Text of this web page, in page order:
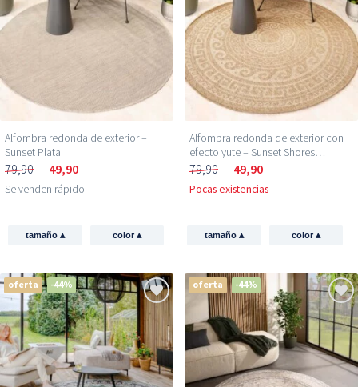
Alfombra redonda de exterior –
Sunset Plata
79,90 49,90
Se venden rápido
tamaño ▴ color▴
Alfombra redonda de exterior con
efecto yute – Sunset Shores
Beige/Blanco
79,90 49,90
Pocas existencias
tamaño ▴ color▴
oferta -44% oferta -44%